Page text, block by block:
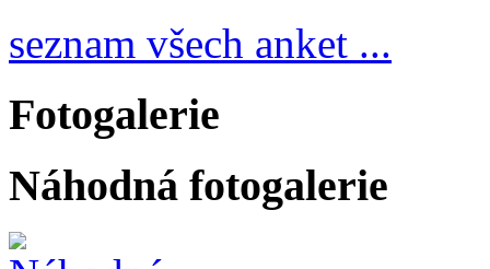
seznam všech anket ...
Fotogalerie
Náhodná fotogalerie